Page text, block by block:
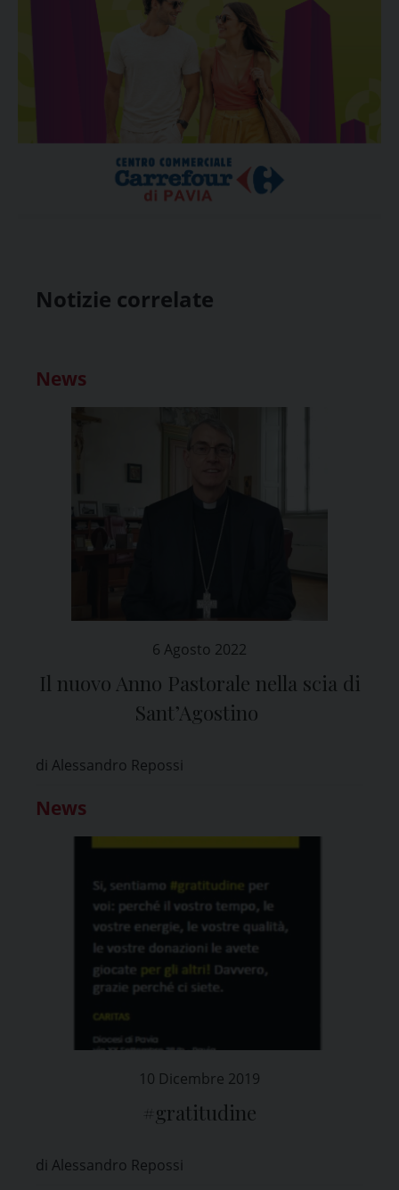
Notizie correlate
News
6 Agosto 2022
Il nuovo Anno Pastorale nella scia di
Sant’Agostino
di Alessandro Repossi
News
10 Dicembre 2019
#gratitudine
di Alessandro Repossi